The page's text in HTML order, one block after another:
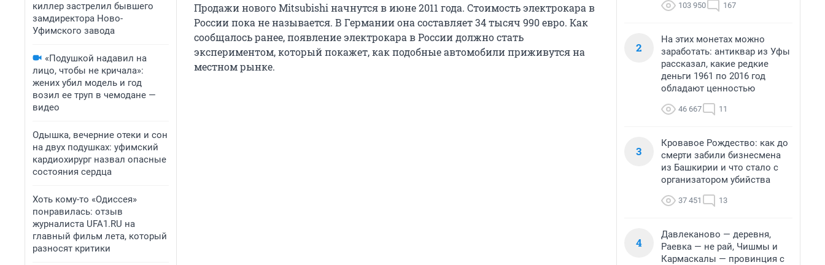
киллер застрелил бывшего
замдиректора Ново-
Уфимского завода
«Подушкой надавил на
лицо, чтобы не кричала»:
жених убил модель и год
возил ее труп в чемодане —
видео
Одышка, вечерние отеки и сон
на двух подушках: уфимский
кардиохирург назвал опасные
состояния сердца
Хоть кому-то «Одиссея»
понравилась: отзыв
журналиста UFA1.RU на
главный фильм лета, который
разносят критики
Продажи нового Mitsubishi начнутся в июне 2011 года. Стоимость электрокара в
России пока не называется. В Германии она составляет 34 тысяч 990 евро. Как
сообщалось ранее, появление электрокара в России должно стать
экспериментом, который покажет, как подобные автомобили приживутся на
местном рынке.
103 950 167
2
На этих монетах можно
заработать: антиквар из Уфы
рассказал, какие редкие
деньги 1961 по 2016 год
обладают ценностью
46 667 11
3
Кровавое Рождество: как до
смерти забили бизнесмена
из Башкирии и что стало с
организатором убийства
37 451 13
4
Давлеканово — деревня,
Раевка — не рай, Чишмы и
Кармаскалы — провинция с